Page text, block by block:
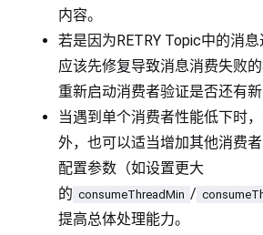
内容。
若是因为RETRY Topic中的消息
应该先修复导致消息消费失败
重新启动消费者验证是否还有新
当遇到单个消费者性能低下时
外，也可以适当增加其他消费
配置参数（如设置更大
的 consumeThreadMin /
提高总体处理能力。